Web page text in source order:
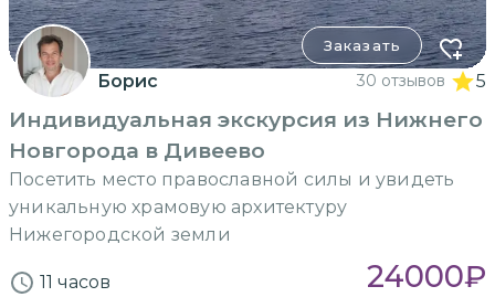
Заказать
Борис 30 отзывов 5
Индивидуальная экскурсия из Нижнего
Новгорода в Дивеево
Посетить место православной силы и увидеть
уникальную храмовую архитектуру
Нижегородской земли
11 часов 24000₽